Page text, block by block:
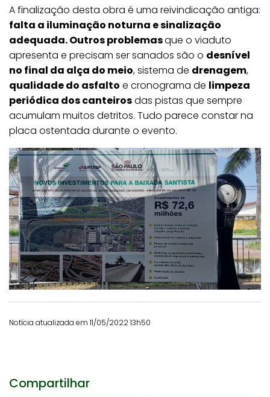
A finalização desta obra é uma reivindicação antiga:
falta a iluminação noturna e sinalização
adequada. Outros problemasque o viaduto
apresenta e precisam ser sanados são o desnível
no final da alça do meio, sistema de drenagem,
qualidade do asfalto e cronograma de limpeza
periódica dos canteirosdas pistas que sempre
acumulam muitos detritos. Tudo parece constar na
placa ostentada durante o evento.
Notícia atualizada em 11/05/2022 13h50
Compartilhar